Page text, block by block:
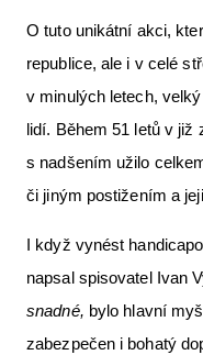
O tuto unikátní akci,
republice, ale i v celé
v minulých letech,
lidí. Během 51 letů v již
s nadšením užilo
či jiným postižením a
I když vynést
napsal spisovatel Ivan
snadné, bylo hlavní
zabezpečen i bohatý